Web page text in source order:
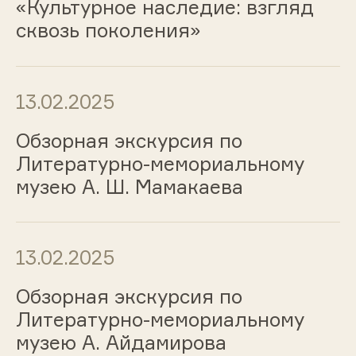
«Культурное наследие: взгляд
сквозь поколения»
13.02.2025
Обзорная экскурсия по
Литературно-мемориальному
музею А. Ш. Мамакаева
13.02.2025
Обзорная экскурсия по
Литературно-мемориальному
музею А. Айдамирова